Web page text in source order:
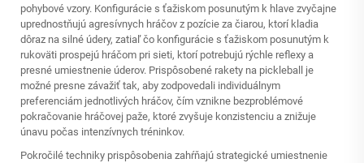
pohybové vzory. Konfigurácie s ťažiskom posunutým k hlave zvyčajne
uprednostňujú agresívnych hráčov z pozície za čiarou, ktorí kladia
dôraz na silné údery, zatiaľ čo konfigurácie s ťažiskom posunutým k
rukoväti prospejú hráčom pri sieti, ktorí potrebujú rýchle reflexy a
presné umiestnenie úderov. Prispôsobené rakety na pickleball je
možné presne závažiť tak, aby zodpovedali individuálnym
preferenciám jednotlivých hráčov, čím vznikne bezproblémové
pokračovanie hráčovej paže, ktoré zvyšuje konzistenciu a znižuje
únavu počas intenzívnych tréninkov.
Pokročilé techniky prispôsobenia zahŕňajú strategické umiestnenie